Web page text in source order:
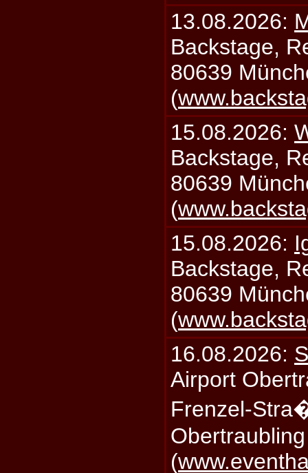
13.08.2026:
Backstage,
80639
(
15.08.2026:
Backstage,
80639
(
15.08.2026:
Backstage,
80639
(
16.08.2026:
Airport
Frenzel-
(